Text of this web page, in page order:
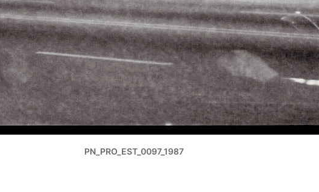
PN_PRO_EST_0097_1987